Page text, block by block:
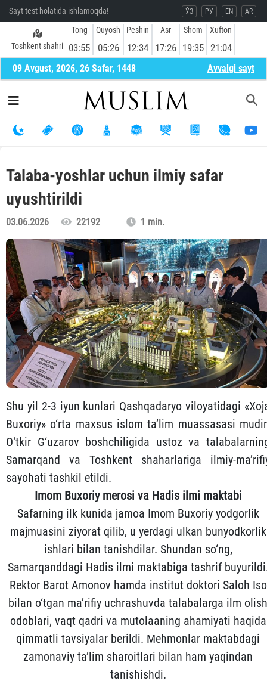
Sayt test holatida ishlamoqda! ЎЗ РУ EN AR
Toshkent shahri
Tong
03:55
Quyosh
05:26
Peshin
12:34
Asr
17:26
Shom
19:35
Xufton
21:04
09 Avgust, 2026, 26 Safar, 1448 Avvalgi sayt
Talaba-yoshlar uchun ilmiy safar
uyushtirildi
03.06.2026 22192 1 min.
Shu yil 2-3 iyun kunlari Qashqadaryo viloyatidagi
Buxoriy» o‘rta maxsus islom ta’lim muassasasi
O‘tkir G‘uzarov boshchiligida ustoz va
Samarqand va Toshkent shaharlariga ilmiy-
sayohati tashkil etildi.
Imom Buxoriy merosi va Hadis ilmi maktabi
Safarning ilk kunida jamoa Imom Buxoriy yodgorlik
majmuasini ziyorat qilib, u yerdagi ulkan bunyodkorlik
ishlari bilan tanishdilar. Shundan so‘ng,
Samarqanddagi Hadis ilmi maktabiga tashrif
Rektor Barot Amonov hamda institut doktori Saloh Iso
bilan o‘tgan ma’rifiy uchrashuvda talabalarga ilm olish
odoblari, vaqt qadri va mutolaaning ahamiyati haqida
qimmatli tavsiyalar berildi. Mehmonlar maktabdagi
zamonaviy ta’lim sharoitlari bilan ham yaqindan
tanishishdi.